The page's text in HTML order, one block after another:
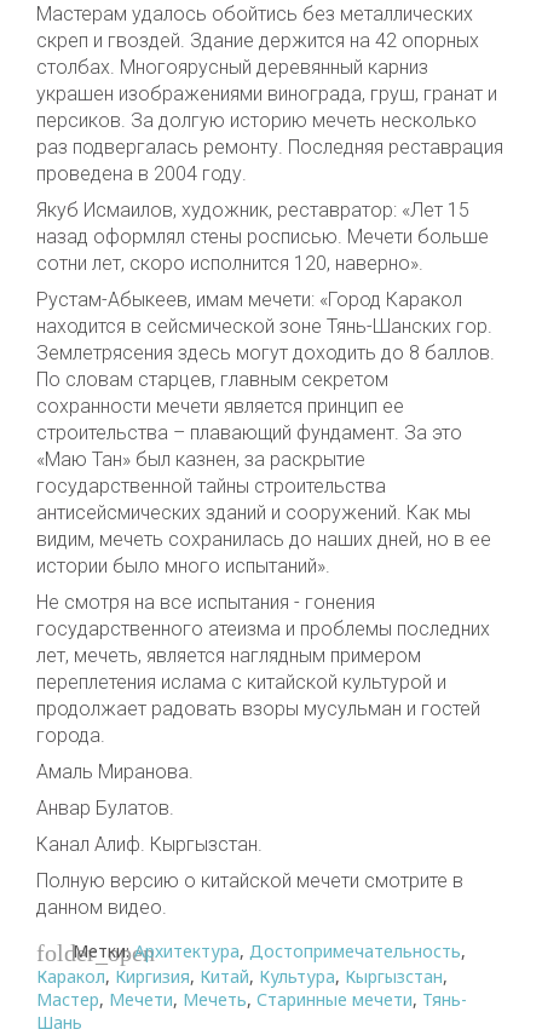
Мастерам удалось обойтись без металлических
скреп и гвоздей. Здание держится на 42 опорных
столбах. Многоярусный деревянный карниз
украшен изображениями винограда, груш, гранат и
персиков. За долгую историю мечеть несколько
раз подвергалась ремонту. Последняя реставрация
проведена в 2004 году.
Якуб Исмаилов, художник, реставратор: «Лет 15
назад оформлял стены росписью. Мечети больше
сотни лет, скоро исполнится 120, наверно».
Рустам-Абыкеев, имам мечети: «Город Каракол
находится в сейсмической зоне Тянь-Шанских гор.
Землетрясения здесь могут доходить до 8 баллов.
По словам старцев, главным секретом
сохранности мечети является принцип ее
строительства – плавающий фундамент. За это
«Маю Тан» был казнен, за раскрытие
государственной тайны строительства
антисейсмических зданий и сооружений. Как мы
видим, мечеть сохранилась до наших дней, но в ее
истории было много испытаний».
Не смотря на все испытания - гонения
государственного атеизма и проблемы последних
лет, мечеть, является наглядным примером
переплетения ислама с китайской культурой и
продолжает радовать взоры мусульман и гостей
города.
Амаль Миранова.
Анвар Булатов.
Канал Алиф. Кыргызстан.
Полную версию о китайской мечети смотрите в
данном видео.
folder_open
Метки:Архитектура, Достопримечательность,
Каракол, Киргизия, Китай, Культура, Кыргызстан,
Мастер, Мечети, Мечеть, Старинные мечети, Тянь-
Шань